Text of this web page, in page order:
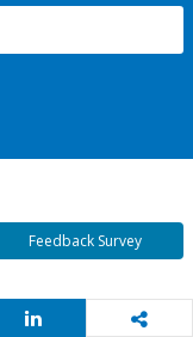
Feedback Survey